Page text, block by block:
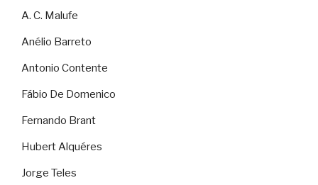
A. C. Malufe
Anélio Barreto
Antonio Contente
Fábio De Domenico
Fernando Brant
Hubert Alquéres
Jorge Teles